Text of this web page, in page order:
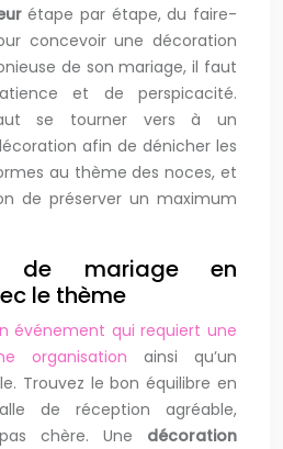
étape par étape, du faire-
concevoir une décoration
de son mariage, il faut
et de perspicacité.
se tourner vers à un
afin de dénicher les
au thème des noces, et
de préserver un maximum
de mariage en
le thème
événement qui requiert une
organisation ainsi qu’un
Trouvez le bon équilibre en
de réception agréable,
chère. Une décoration